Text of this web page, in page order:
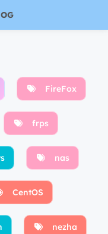
FireFox
frps
nas
CentOS
nezha